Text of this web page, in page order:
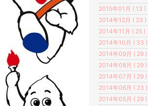
2015年01月 ( 13 )
2014年12月 ( 23 )
2014年11月 ( 25 )
2014年10月 ( 33 )
2014年09月 ( 29 )
2014年08月 ( 29 )
2014年07月 ( 29 )
2014年06月 ( 23 )
2014年05月 ( 29 )